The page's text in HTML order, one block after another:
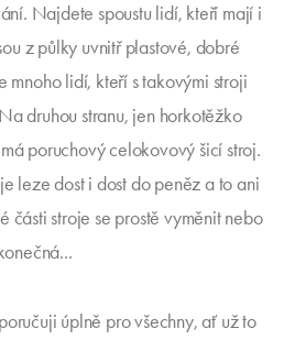
Najdete spoustu lidí, kteří mají i
z půlky uvnitř plastové, dobré
mnoho lidí, kteří s takovými stroji
druhou stranu, jen horkotěžko
poruchový celokovový šicí stroj.
leze dost i dost do peněz a to ani
části stroje se prostě vyměnit nebo
úplně pro všechny, ať už to